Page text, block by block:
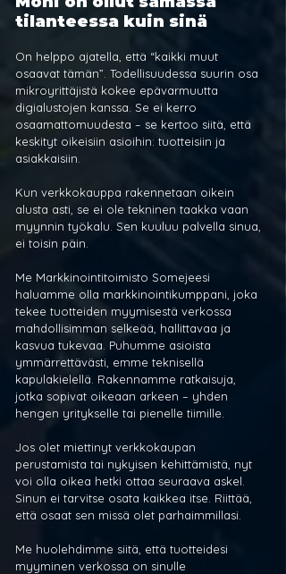
tilanteessa kuin sinä
On helppo ajatella, että “kaikki muut
osaavat tämän”. Todellisuudessa suurin osa
mikroyrittäjistä kokee epävarmuutta
digialustojen kanssa. Se ei kerro
osaamattomuudesta – se kertoo siitä, että
keskityt oikeisiin asioihin: tuotteisiin ja
asiakkaisiin.
Kun verkkokauppa rakennetaan oikein
alusta asti, se ei ole tekninen taakka vaan
myynnin työkalu. Sen kuuluu palvella sinua,
ei toisin päin.
Me Markkinointitoimisto Somejeesi
haluamme olla markkinointikumppani, joka
tekee tuotteiden myymisestä verkossa
mahdollisimman selkeää, hallittavaa ja
kasvua tukevaa. Puhumme asioista
ymmärrettävästi, emme teknisellä
kapulakielellä. Rakennamme ratkaisuja,
jotka sopivat oikeaan arkeen – yhden
hengen yritykselle tai pienelle tiimille.
Jos olet miettinyt verkkokaupan
perustamista tai nykyisen kehittämistä, nyt
voi olla oikea hetki ottaa seuraava askel.
Sinun ei tarvitse osata kaikkea itse. Riittää,
että osaat sen missä olet parhaimmillasi.
Me huolehdimme siitä, että tuotteidesi
myyminen verkossa on sinulle